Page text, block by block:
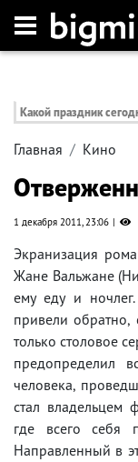
Какой праздник
Главная Кино
1 декабря 2011, 23:06
Экранизация
Жане Вальжане
ему еду и
привели обратно,
только столовое
предопределил
человека,
стал владельцем
где всего себя
Направленный в